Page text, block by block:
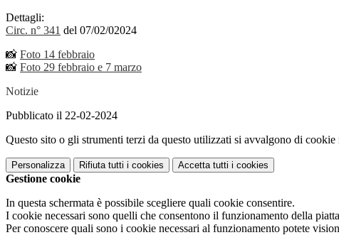
Dettagli:
Circ. n° 341 del 07/02/02024
📸 Foto 14 febbraio
📸 Foto 29 febbraio e 7 marzo
Notizie
Pubblicato il 22-02-2024
Questo sito o gli strumenti terzi da questo utilizzati si avvalgono di
Personalizza Rifiuta tutti i cookies Accetta tutti i cookies
Gestione cookie
In questa schermata è possibile scegliere quali cookie consentire.
I cookie necessari sono quelli che consentono il funzionamento della
Per conoscere quali sono i cookie necessari al funzionamento potete